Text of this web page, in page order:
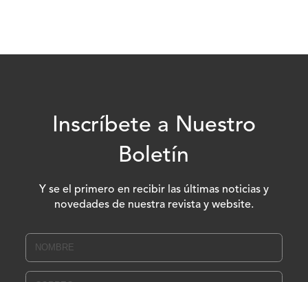
Inscríbete a Nuestro
Boletín
Y se el primero en recibir las últimas noticias y
novedades de nuestra revista y website.